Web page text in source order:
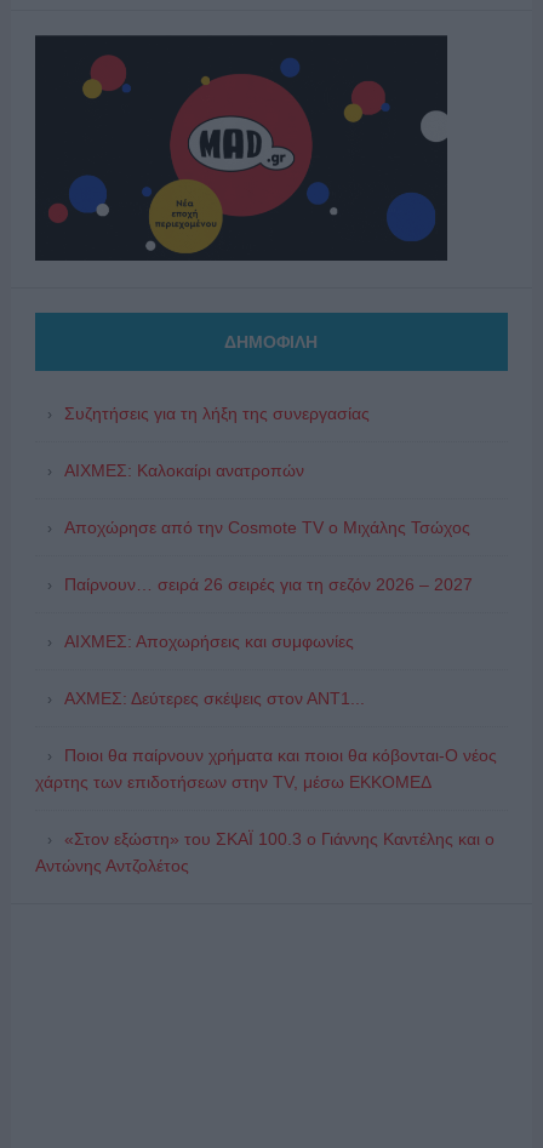
ΔΗΜΟΦΙΛΗ
Συζητήσεις για τη λήξη της συνεργασίας
ΑΙΧΜΕΣ: Καλοκαίρι ανατροπών
Αποχώρησε από την Cosmote TV o Μιχάλης Τσώχος
Παίρνουν… σειρά 26 σειρές για τη σεζόν 2026 – 2027
ΑΙΧΜΕΣ: Αποχωρήσεις και συμφωνίες
ΑΧΜΕΣ: Δεύτερες σκέψεις στον ΑΝΤ1...
Ποιοι θα παίρνουν χρήματα και ποιοι θα κόβονται-Ο νέος
χάρτης των επιδοτήσεων στην TV, μέσω ΕΚΚΟΜΕΔ
«Στον εξώστη» του ΣΚΑΪ 100.3 ο Γιάννης Καντέλης και ο
Αντώνης Αντζολέτος